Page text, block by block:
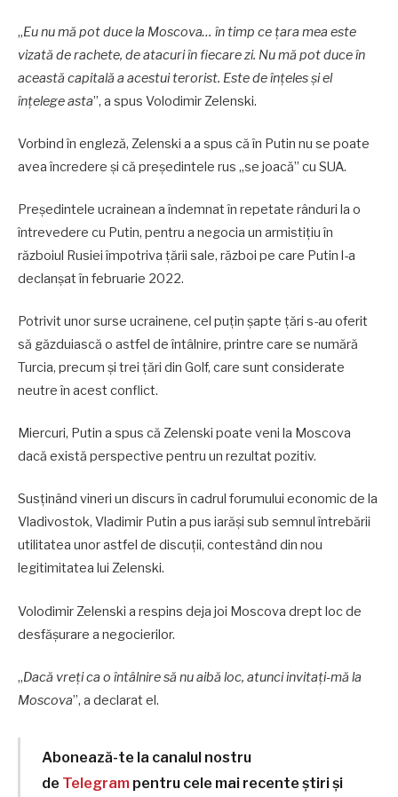
„Eu nu mă pot duce la Moscova… în timp ce țara mea este
vizată de rachete, de atacuri în fiecare zi. Nu mă pot duce în
această capitală a acestui terorist. Este de înțeles și el
înțelege asta”, a spus Volodimir Zelenski.
Vorbind în engleză, Zelenski a a spus că în Putin nu se poate
avea încredere și că președintele rus „se joacă” cu SUA.
Președintele ucrainean a îndemnat în repetate rânduri la o
întrevedere cu Putin, pentru a negocia un armistițiu în
războiul Rusiei împotriva țării sale, război pe care Putin l-a
declanșat în februarie 2022.
Potrivit unor surse ucrainene, cel puțin șapte țări s-au oferit
să găzduiască o astfel de întâlnire, printre care se numără
Turcia, precum și trei țări din Golf, care sunt considerate
neutre în acest conflict.
Miercuri, Putin a spus că Zelenski poate veni la Moscova
dacă există perspective pentru un rezultat pozitiv.
Susținând vineri un discurs în cadrul forumului economic de la
Vladivostok, Vladimir Putin a pus iarăși sub semnul întrebării
utilitatea unor astfel de discuții, contestând din nou
legitimitatea lui Zelenski.
Volodimir Zelenski a respins deja joi Moscova drept loc de
desfășurare a negocierilor.
„Dacă vreți ca o întâlnire să nu aibă loc, atunci invitați-mă la
Moscova”, a declarat el.
Abonează-te la canalul nostru
de Telegram pentru cele mai recente știri și